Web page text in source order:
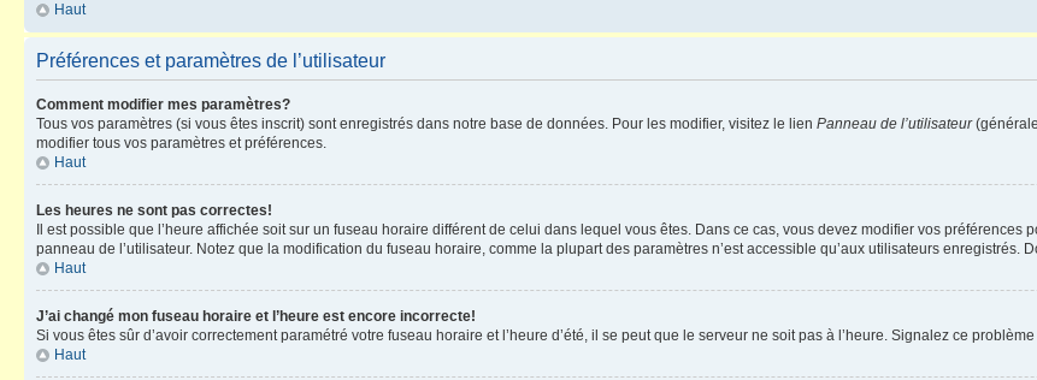
Haut
Préférences et paramètres de l’utilisateur
Comment modifier mes paramètres?
Tous vos paramètres (si vous êtes inscrit) sont enregistrés dans notre base de données. Pour les modifier, visitez le lien Panneau de l’utilisateur
modifier tous vos paramètres et préférences.
Haut
Les heures ne sont pas correctes!
Il est possible que l’heure affichée soit sur un fuseau horaire différent de celui dans lequel vous êtes. Dans ce cas, vous devez modifier vos
panneau de l’utilisateur. Notez que la modification du fuseau horaire, comme la plupart des paramètres n’est accessible qu’aux utilisateurs enregistrés.
Haut
J’ai changé mon fuseau horaire et l’heure est encore incorrecte!
Si vous êtes sûr d’avoir correctement paramétré votre fuseau horaire et l’heure d’été, il se peut que le serveur ne soit pas à l’heure. Signalez ce problème
Haut